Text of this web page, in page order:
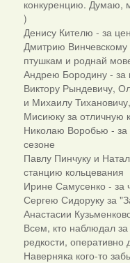
конкуренцию. Думаю,
)
Денису Кителю - за
Дмитрию
птушкам и роднай
Андрею Бородину - за
Виктору Рындевичу,
и Михаилу
Мисиюку за отличную
Николаю Воробью - за
сезоне
Павлу Пинчуку и
станцию кольцевания
Ирине Самусенко - за
Сергею Сидоруку за
Анастасии
Всем, кто наблюдал
редкости,
Наверняка кого-то